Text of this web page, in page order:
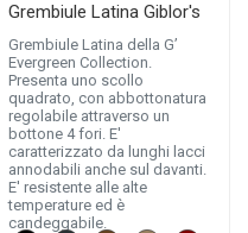
Grembiule Latina Giblor's
Grembiule Latina della G’
Evergreen Collection.
Presenta uno scollo
quadrato, con abbottonatura
regolabile attraverso un
bottone 4 fori. E'
caratterizzato da lunghi lacci
annodabili anche sul davanti.
E' resistente alle alte
temperature ed è
candeggabile.